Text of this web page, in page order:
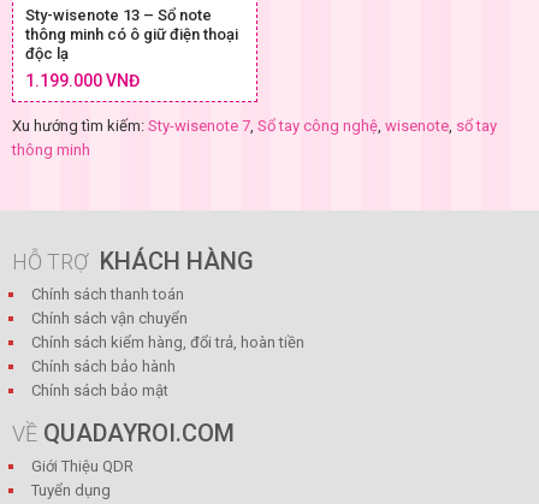
Sty-wisenote 13 – Sổ note
thông minh có ô giữ điện thoại
độc lạ
1.199.000 VNĐ
Xu hướng tìm kiếm: Sty-wisenote 7, Sổ tay công nghệ, wisenote, sổ tay
thông minh
HỖ TRỢ KHÁCH HÀNG
Chính sách thanh toán
Chính sách vận chuyển
Chính sách kiểm hàng, đổi trả, hoàn tiền
Chính sách bảo hành
Chính sách bảo mật
VỀ QUADAYROI.COM
Giới Thiệu QDR
Tuyển dụng